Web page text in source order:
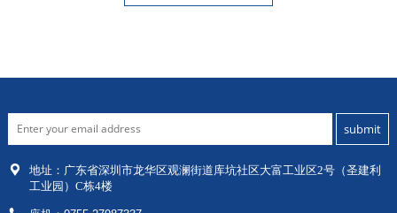
地址： 广东省深圳市龙华区观澜街道库坑社区大富工业区2号（圣建利
工业园）C栋4楼